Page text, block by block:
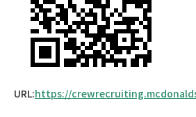
URL:https://